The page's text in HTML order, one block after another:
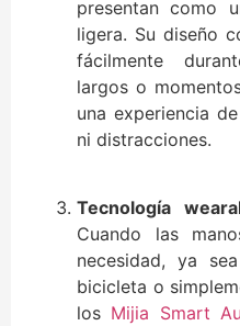
presentan como
ligera. Su diseño
fácilmente
largos o
una experiencia
ni distracciones.
Tecnología
Cuando las
necesidad, ya
bicicleta o
los Mijia Smart